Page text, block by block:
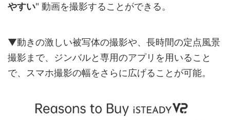
やすい" 動画を撮影することができる。
▼動きの激しい被写体の撮影や、長時間の定点風景
撮影まで、ジンバルと専用のアプリを用いること
で、スマホ撮影の幅をさらに広げることが可能。